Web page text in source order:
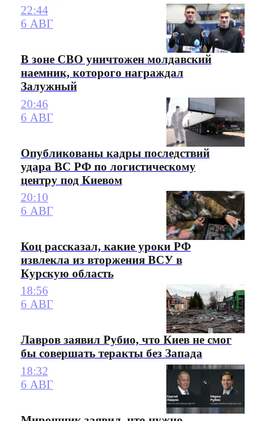
22:44
6 АВГ
В зоне СВО уничтожен молдавский
наемник, которого награждал
Залужный
20:46
6 АВГ
Опубликованы кадры последствий
удара ВС РФ по логистическому
центру под Киевом
20:10
6 АВГ
Коц рассказал, какие уроки РФ
извлекла из вторжения ВСУ в
Курскую область
18:56
6 АВГ
Лавров заявил Рубио, что Киев не смог
бы совершать теракты без Запада
18:32
6 АВГ